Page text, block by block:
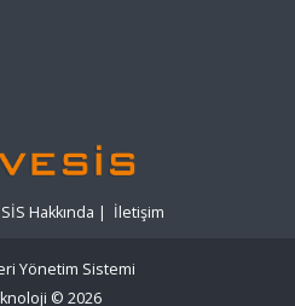
Hakkında | İletişim
Yönetim Sistemi
© 2026